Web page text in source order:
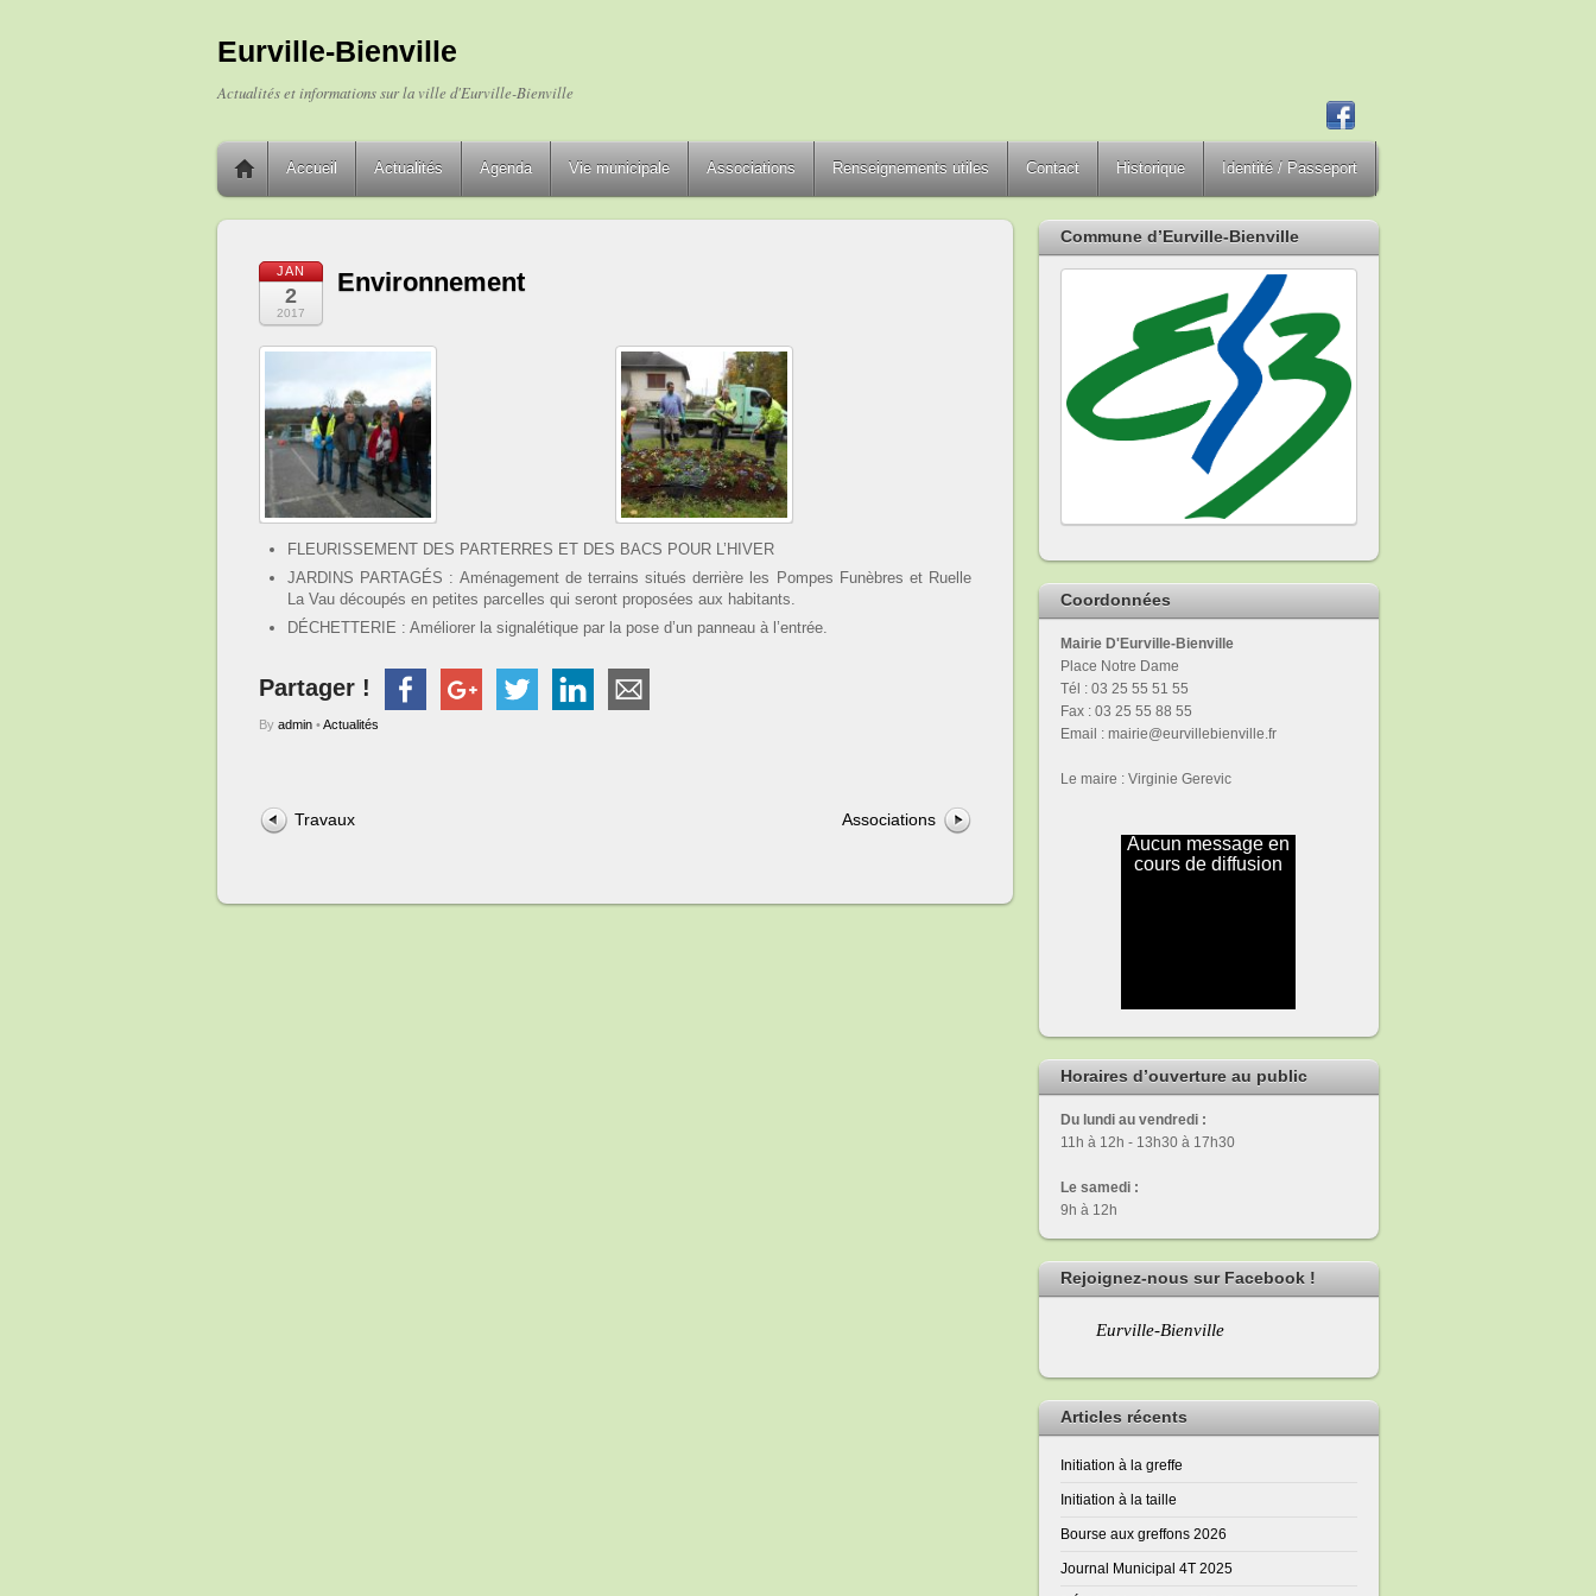
Eurville-Bienville
Actualités et informations sur la ville d'Eurville-Bienville
Accueil Actualités Agenda Vie municipale Associations Renseignements utiles Contact Historique Identité / Passeport
JAN
2
2017
Environnement
FLEURISSEMENT DES PARTERRES ET DES BACS POUR L’HIVER
JARDINS PARTAGÉS : Aménagement de terrains situés derrière les Pompes Funèbres et Ruelle
La Vau découpés en petites parcelles qui seront proposées aux habitants.
DÉCHETTERIE : Améliorer la signalétique par la pose d’un panneau à l’entrée.
Partager !
By admin •Actualités
Travaux Associations
Commune d’Eurville-Bienville
Coordonnées
Mairie D'Eurville-Bienville
Place Notre Dame
Tél : 03 25 55 51 55
Fax : 03 25 55 88 55
Email : mairie@eurvillebienville.fr
Le maire : Virginie Gerevic
Horaires d’ouverture au public
Du lundi au vendredi :
11h à 12h - 13h30 à 17h30
Le samedi :
9h à 12h
Rejoignez-nous sur Facebook !
Eurville-Bienville
Articles récents
Initiation à la greffe
Initiation à la taille
Bourse aux greffons 2026
Journal Municipal 4T 2025